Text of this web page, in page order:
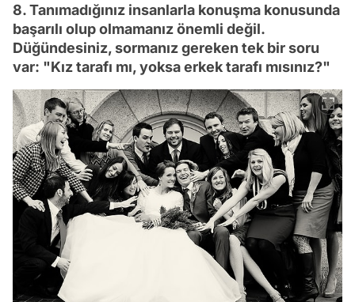
8. Tanımadığınız insanlarla konuşma konusunda
başarılı olup olmamanız önemli değil.
Düğündesiniz, sormanız gereken tek bir soru
var: "Kız tarafı mı, yoksa erkek tarafı mısınız?"